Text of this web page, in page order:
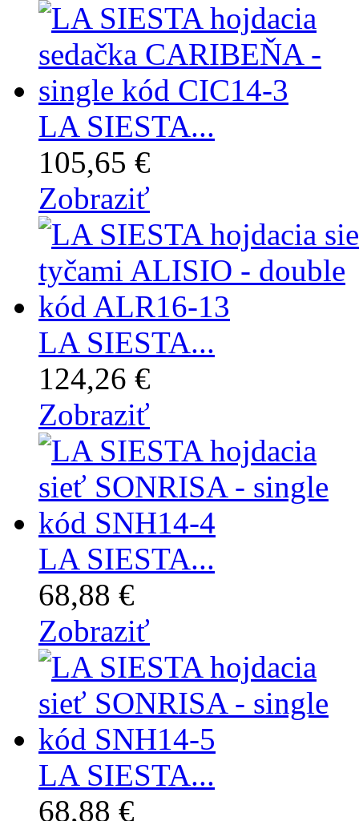
LA SIESTA...
105,65 €
Zobraziť
LA SIESTA...
124,26 €
Zobraziť
LA SIESTA...
68,88 €
Zobraziť
LA SIESTA...
68,88 €